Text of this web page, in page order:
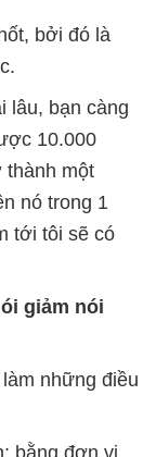
bởi đó là
lâu, bạn càng
10.000
thành một
nó trong 1
tới tôi sẽ có
giảm nói
những điều
bằng đơn vị